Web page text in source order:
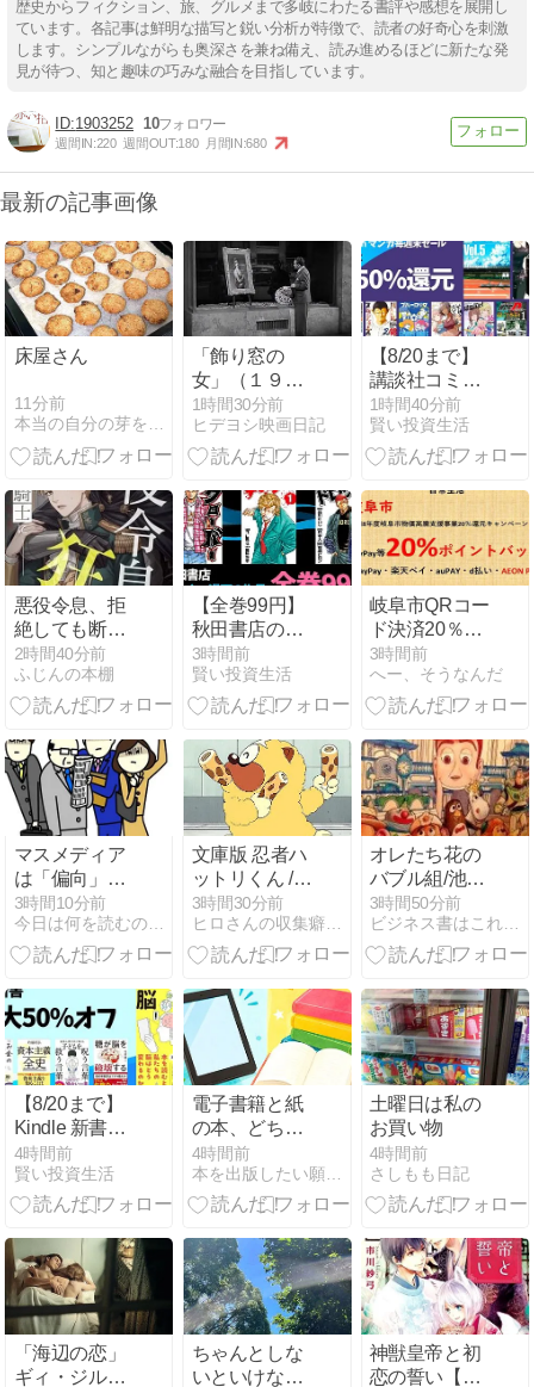
歴史からフィクション、旅、グルメまで多岐にわたる書評や感想を展開し
ています。各記事は鮮明な描写と鋭い分析が特徴で、読者の好奇心を刺激
します。シンプルながらも奥深さを兼ね備え、読み進めるほどに新たな発
見が待つ、知と趣味の巧みな融合を目指しています。
1903252 10
週間IN:220 週間OUT:180 月間IN:680
最新の記事画像
床屋さん
11分前
本当の自分の芽を育てる
「飾り窓の
女」（１９４
４）フリッ
ツ・ラング～
「スカーレッ
ト」と重ね合
わせの悪夢～
1時間30分前
ヒデヨシ映画日記
【8/20まで】
講談社コミッ
クス 88円セー
ル開催中！
『ザ・ファブ
ラ』『宇宙兄
弟』『転生重
騎士』など人
気作が最大3
巻88円
1時間40分前
賢い投資生活
悪役令息、拒
絶しても断罪
役の騎士に狂
ったように愛
される (ゆら
2時間40分前
ふじんの本棚
【全巻99円】
秋田書店の人
気ヤンキー漫
画『クローバ
ー』『チキ
プOG』がセー
ル追加！3作
品ともKindle
Unlimited読み
放題
3時間前
賢い投資生活
岐阜市QRコー
ド決済20％ポ
イントバック
キャンペーン
26/8/31または
終了 岐阜市民
以外もOK
AEON Pay対
象店舗の探し
方
3時間前
へー、そうなんだ
マスメディア
は「偏向」し
ている？
3時間10分前
今日は何を読むのやら？（雨彦の読み散らかしの記）
文庫版 忍者ハ
ットリくん /
藤子不二雄 Ⓐ
3時間30分前
ヒロさんの収集癖日記
オレたち花の
バブル組/池井
戸潤
3時間50分前
ビジネス書はこれを読もう
【8/20まで】
Kindle 新書セ
ール：最大
50％オフ《SB
新書》読書す
義全史／世界
の大転換／子
どもを呪う言
葉・救う言葉
／生まれが9
割の世界をど
4時間前
賢い投資生活
電子書籍と紙
の本、どちら
がおすすめで
すか？（質問
への回答）
4時間前
土曜日は私の
お買い物
4時間前
さしもも日記
「海辺の恋」
ギィ・ジル～
ちゃんとしな
いといけな
神獣皇帝と初
恋の誓い【電